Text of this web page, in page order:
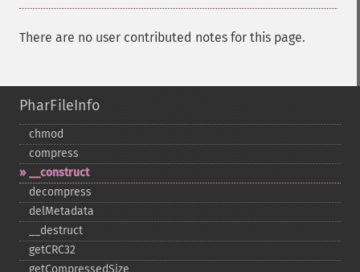
There are no user contributed notes for this page.
PharFileInfo
chmod
compress
_​_​construct
decompress
delMetadata
_​_​destruct
getCRC32
getCompressedSize